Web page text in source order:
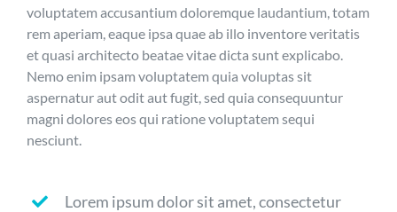
voluptatem accusantium doloremque laudantium, totam
rem aperiam, eaque ipsa quae ab illo inventore veritatis
et quasi architecto beatae vitae dicta sunt explicabo.
Nemo enim ipsam voluptatem quia voluptas sit
aspernatur aut odit aut fugit, sed quia consequuntur
magni dolores eos qui ratione voluptatem sequi
nesciunt.
Lorem ipsum dolor sit amet, consectetur